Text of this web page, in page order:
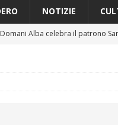
NOTIZIE
Domani Alba celebra il patrono